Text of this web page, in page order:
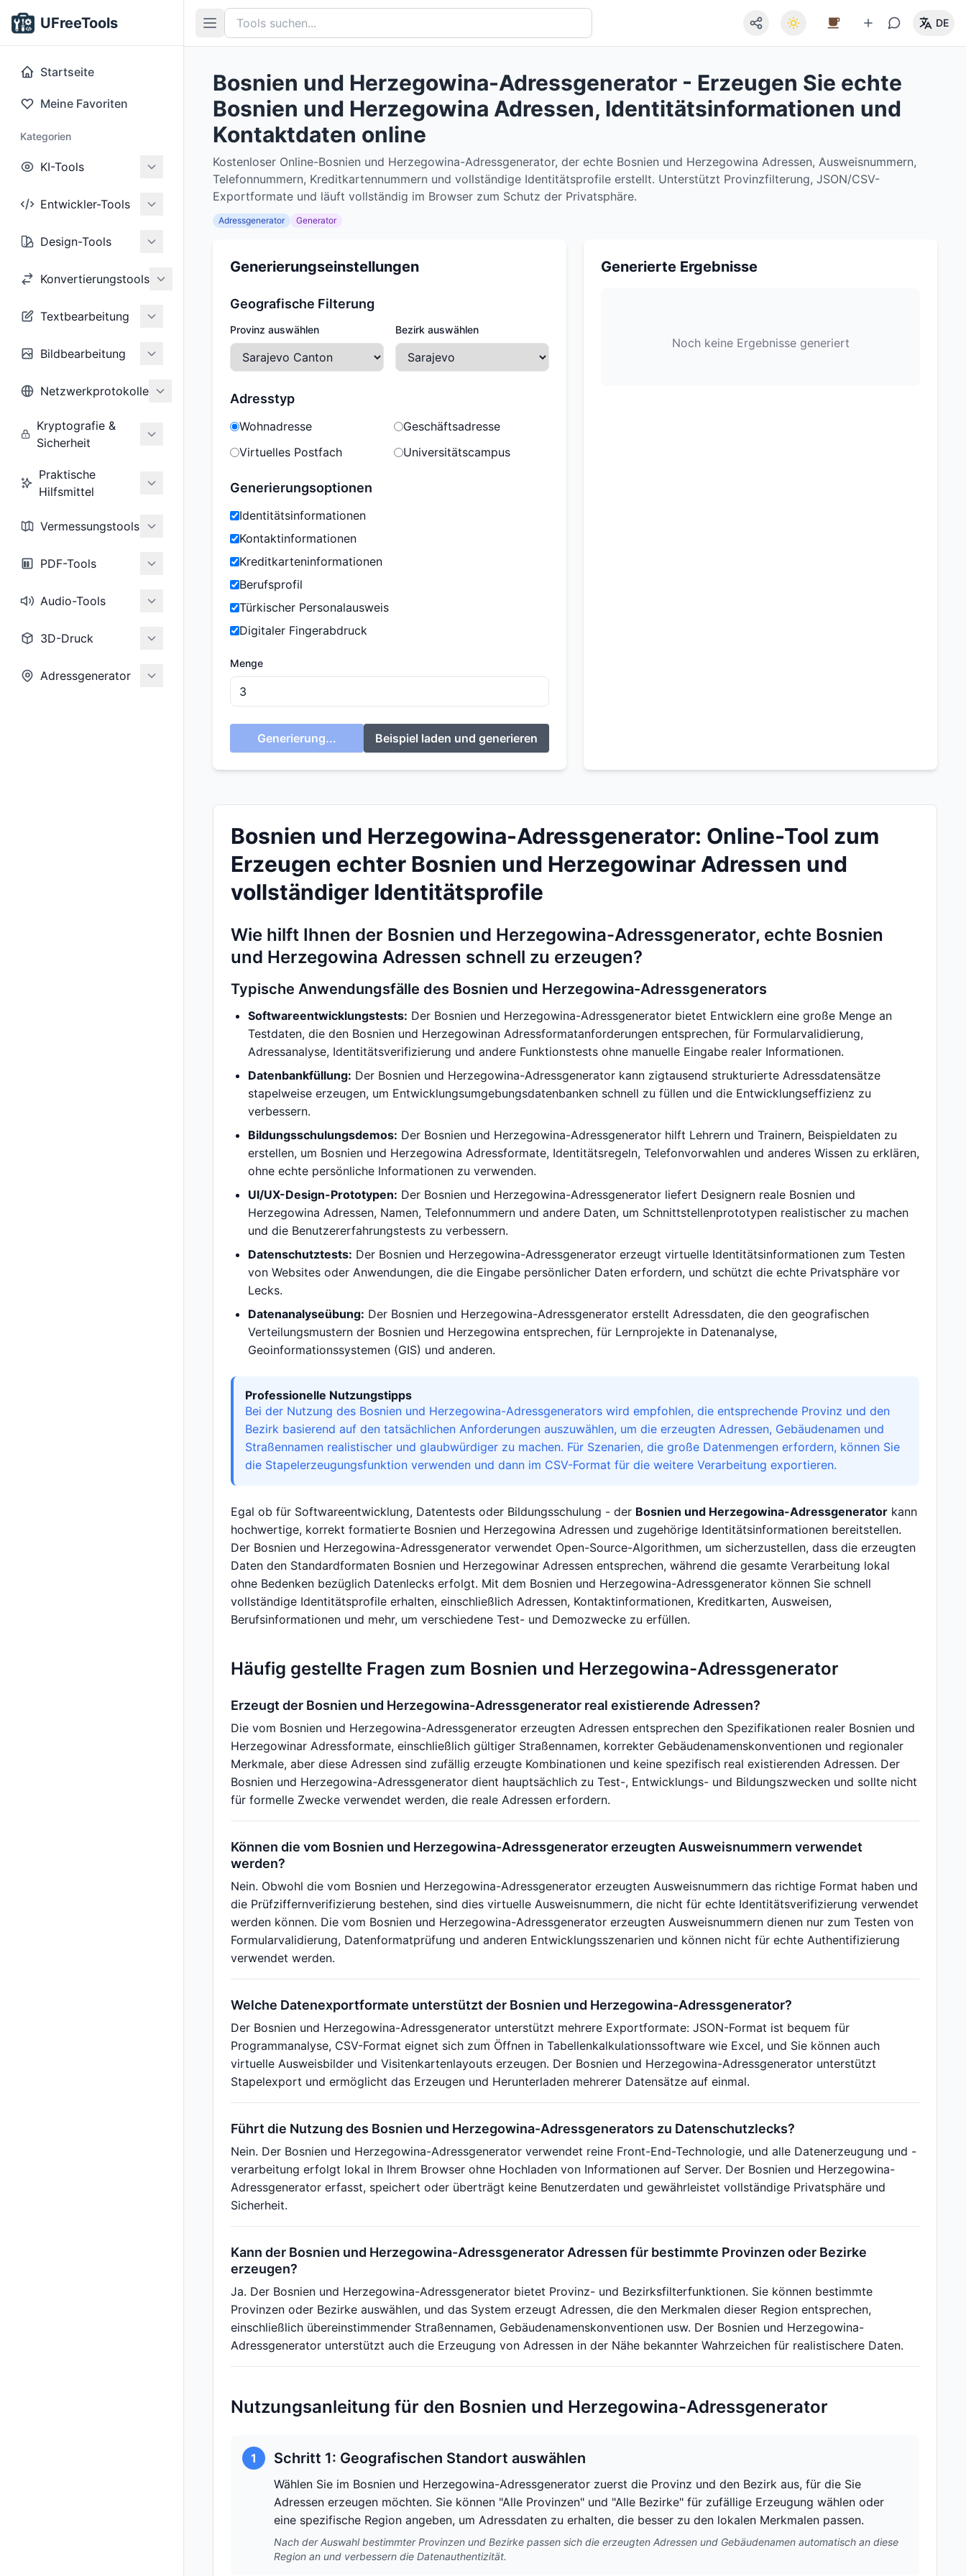
UFreeTools
Startseite
Meine Favoriten
Kategorien
KI-Tools
Entwickler-Tools
Design-Tools
Konvertierungstools
Textbearbeitung
Bildbearbeitung
Netzwerkprotokolle
Kryptografie &
Sicherheit
Praktische
Hilfsmittel
Vermessungstools
PDF-Tools
Audio-Tools
3D-Druck
Adressgenerator
DE
Bosnien und Herzegowina-Adressgenerator - Erzeugen Sie echte
Bosnien und Herzegowina Adressen, Identitätsinformationen und
Kontaktdaten online
Kostenloser Online-Bosnien und Herzegowina-Adressgenerator, der echte Bosnien und Herzegowina Adressen, Ausweisnummern,
Telefonnummern, Kreditkartennummern und vollständige Identitätsprofile erstellt. Unterstützt Provinzfilterung, JSON/CSV-
Exportformate und läuft vollständig im Browser zum Schutz der Privatsphäre.
Adressgenerator Generator
Generierungseinstellungen
Geografische Filterung
Provinz auswählen Bezirk auswählen
Adresstyp
Wohnadresse
Geschäftsadresse
Virtuelles Postfach
Universitätscampus
Generierungsoptionen
Identitätsinformationen
Kontaktinformationen
Kreditkarteninformationen
Berufsprofil
Türkischer Personalausweis
Digitaler Fingerabdruck
Menge
Generierung... Beispiel laden und generieren
Generierte Ergebnisse
Noch keine Ergebnisse generiert
Bosnien und Herzegowina-Adressgenerator: Online-Tool zum
Erzeugen echter Bosnien und Herzegowinar Adressen und
vollständiger Identitätsprofile
Wie hilft Ihnen der Bosnien und Herzegowina-Adressgenerator, echte Bosnien
und Herzegowina Adressen schnell zu erzeugen?
Typische Anwendungsfälle des Bosnien und Herzegowina-Adressgenerators
Softwareentwicklungstests: Der Bosnien und Herzegowina-Adressgenerator bietet Entwicklern eine große Menge an
Testdaten, die den Bosnien und Herzegowinan Adressformatanforderungen entsprechen, für Formularvalidierung,
Adressanalyse, Identitätsverifizierung und andere Funktionstests ohne manuelle Eingabe realer Informationen.
Datenbankfüllung: Der Bosnien und Herzegowina-Adressgenerator kann zigtausend strukturierte Adressdatensätze
stapelweise erzeugen, um Entwicklungsumgebungsdatenbanken schnell zu füllen und die Entwicklungseffizienz zu
verbessern.
Bildungsschulungsdemos: Der Bosnien und Herzegowina-Adressgenerator hilft Lehrern und Trainern, Beispieldaten zu
erstellen, um Bosnien und Herzegowina Adressformate, Identitätsregeln, Telefonvorwahlen und anderes Wissen zu erklären,
ohne echte persönliche Informationen zu verwenden.
UI/UX-Design-Prototypen: Der Bosnien und Herzegowina-Adressgenerator liefert Designern reale Bosnien und
Herzegowina Adressen, Namen, Telefonnummern und andere Daten, um Schnittstellenprototypen realistischer zu machen
und die Benutzererfahrungstests zu verbessern.
Datenschutztests: Der Bosnien und Herzegowina-Adressgenerator erzeugt virtuelle Identitätsinformationen zum Testen
von Websites oder Anwendungen, die die Eingabe persönlicher Daten erfordern, und schützt die echte Privatsphäre vor
Lecks.
Datenanalyseübung: Der Bosnien und Herzegowina-Adressgenerator erstellt Adressdaten, die den geografischen
Verteilungsmustern der Bosnien und Herzegowina entsprechen, für Lernprojekte in Datenanalyse,
Geoinformationssystemen (GIS) und anderen.
Professionelle Nutzungstipps
Bei der Nutzung des Bosnien und Herzegowina-Adressgenerators wird empfohlen, die entsprechende Provinz und den
Bezirk basierend auf den tatsächlichen Anforderungen auszuwählen, um die erzeugten Adressen, Gebäudenamen und
Straßennamen realistischer und glaubwürdiger zu machen. Für Szenarien, die große Datenmengen erfordern, können Sie
die Stapelerzeugungsfunktion verwenden und dann im CSV-Format für die weitere Verarbeitung exportieren.
Egal ob für Softwareentwicklung, Datentests oder Bildungsschulung - der Bosnien und Herzegowina-Adressgenerator kann
hochwertige, korrekt formatierte Bosnien und Herzegowina Adressen und zugehörige Identitätsinformationen bereitstellen.
Der Bosnien und Herzegowina-Adressgenerator verwendet Open-Source-Algorithmen, um sicherzustellen, dass die erzeugten
Daten den Standardformaten Bosnien und Herzegowinar Adressen entsprechen, während die gesamte Verarbeitung lokal
ohne Bedenken bezüglich Datenlecks erfolgt. Mit dem Bosnien und Herzegowina-Adressgenerator können Sie schnell
vollständige Identitätsprofile erhalten, einschließlich Adressen, Kontaktinformationen, Kreditkarten, Ausweisen,
Berufsinformationen und mehr, um verschiedene Test- und Demozwecke zu erfüllen.
Häufig gestellte Fragen zum Bosnien und Herzegowina-Adressgenerator
Erzeugt der Bosnien und Herzegowina-Adressgenerator real existierende Adressen?
Die vom Bosnien und Herzegowina-Adressgenerator erzeugten Adressen entsprechen den Spezifikationen realer Bosnien und
Herzegowinar Adressformate, einschließlich gültiger Straßennamen, korrekter Gebäudenamenskonventionen und regionaler
Merkmale, aber diese Adressen sind zufällig erzeugte Kombinationen und keine spezifisch real existierenden Adressen. Der
Bosnien und Herzegowina-Adressgenerator dient hauptsächlich zu Test-, Entwicklungs- und Bildungszwecken und sollte nicht
für formelle Zwecke verwendet werden, die reale Adressen erfordern.
Können die vom Bosnien und Herzegowina-Adressgenerator erzeugten Ausweisnummern verwendet
werden?
Nein. Obwohl die vom Bosnien und Herzegowina-Adressgenerator erzeugten Ausweisnummern das richtige Format haben und
die Prüfziffernverifizierung bestehen, sind dies virtuelle Ausweisnummern, die nicht für echte Identitätsverifizierung verwendet
werden können. Die vom Bosnien und Herzegowina-Adressgenerator erzeugten Ausweisnummern dienen nur zum Testen von
Formularvalidierung, Datenformatprüfung und anderen Entwicklungsszenarien und können nicht für echte Authentifizierung
verwendet werden.
Welche Datenexportformate unterstützt der Bosnien und Herzegowina-Adressgenerator?
Der Bosnien und Herzegowina-Adressgenerator unterstützt mehrere Exportformate: JSON-Format ist bequem für
Programmanalyse, CSV-Format eignet sich zum Öffnen in Tabellenkalkulationssoftware wie Excel, und Sie können auch
virtuelle Ausweisbilder und Visitenkartenlayouts erzeugen. Der Bosnien und Herzegowina-Adressgenerator unterstützt
Stapelexport und ermöglicht das Erzeugen und Herunterladen mehrerer Datensätze auf einmal.
Führt die Nutzung des Bosnien und Herzegowina-Adressgenerators zu Datenschutzlecks?
Nein. Der Bosnien und Herzegowina-Adressgenerator verwendet reine Front-End-Technologie, und alle Datenerzeugung und -
verarbeitung erfolgt lokal in Ihrem Browser ohne Hochladen von Informationen auf Server. Der Bosnien und Herzegowina-
Adressgenerator erfasst, speichert oder überträgt keine Benutzerdaten und gewährleistet vollständige Privatsphäre und
Sicherheit.
Kann der Bosnien und Herzegowina-Adressgenerator Adressen für bestimmte Provinzen oder Bezirke
erzeugen?
Ja. Der Bosnien und Herzegowina-Adressgenerator bietet Provinz- und Bezirksfilterfunktionen. Sie können bestimmte
Provinzen oder Bezirke auswählen, und das System erzeugt Adressen, die den Merkmalen dieser Region entsprechen,
einschließlich übereinstimmender Straßennamen, Gebäudenamenskonventionen usw. Der Bosnien und Herzegowina-
Adressgenerator unterstützt auch die Erzeugung von Adressen in der Nähe bekannter Wahrzeichen für realistischere Daten.
Nutzungsanleitung für den Bosnien und Herzegowina-Adressgenerator
1 Schritt 1: Geografischen Standort auswählen
Wählen Sie im Bosnien und Herzegowina-Adressgenerator zuerst die Provinz und den Bezirk aus, für die Sie
Adressen erzeugen möchten. Sie können "Alle Provinzen" und "Alle Bezirke" für zufällige Erzeugung wählen oder
eine spezifische Region angeben, um Adressdaten zu erhalten, die besser zu den lokalen Merkmalen passen.
Nach der Auswahl bestimmter Provinzen und Bezirke passen sich die erzeugten Adressen und Gebäudenamen automatisch an diese
Region an und verbessern die Datenauthentizität.